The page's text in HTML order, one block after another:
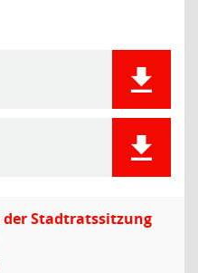
der Stadtratssitzung